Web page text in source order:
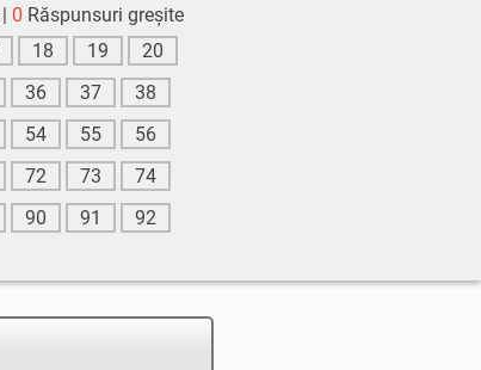
0 Răspunsuri greșite
18 19
20
36 37
38
54 55
56
72 73
74
90 91
92